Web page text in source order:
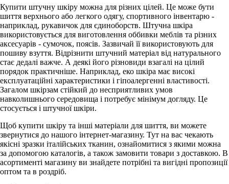
Купити штучну шкіру можна для різних цілей. Це може бути
шиття верхнього або легкого одягу, спортивного інвентарю -
наприклад, рукавичок для єдиноборств. Штучна шкіра
використовується для виготовлення оббивки меблів та різних
аксесуарів - сумочок, поясів. Зазвичай її використовують для
пошиву взуття. Відрізнити штучний матеріал від натурального
стає дедалі важче. А деякі його різновиди взагалі на цілий
порядок практичніше. Наприклад, еко шкіра має високі
експлуатаційні характеристики і гіпоалергенні властивості.
Загалом шкірзам стійкий до несприятливих умов
навколишнього середовища і потребує мінімум догляду. Це
стосується і штучної шкіри.
Щоб купити шкіру та інші матеріали для шиття, ви можете
звернутися до нашого інтернет-магазину. Тут на вас чекають
якісні зразки італійських тканин, ознайомитися з якими можна
за допомогою каталогів, а також замовити товари з доставкою. В
асортименті магазину ви знайдете потрібні та вигідні пропозиції
оптом та в роздріб.